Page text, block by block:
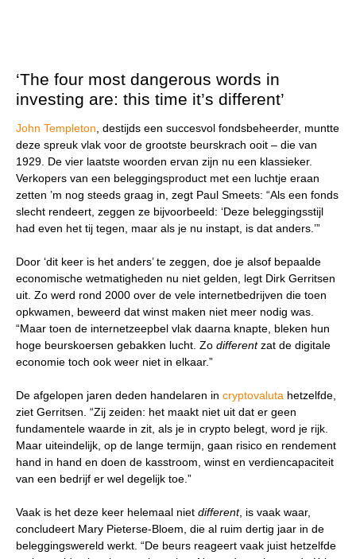
‘The four most dangerous words in
investing are: this time it’s different’
John Templeton , destijds een succesvol fondsbeheerder, muntte
deze spreuk vlak voor de grootste beurskrach ooit – die van
1929. De vier laatste woorden ervan zijn nu een klassieker.
Verkopers van een beleggingsproduct met een luchtje eraan
zetten ’m nog steeds graag in, zegt Paul Smeets: “Als een fonds
slecht rendeert, zeggen ze bijvoorbeeld: ‘Deze beleggingsstijl
had even het tij tegen, maar als je nu instapt, is dat anders.’”
Door ‘dit keer is het anders’ te zeggen, doe je alsof bepaalde
economische wetmatigheden nu niet gelden, legt Dirk Gerritsen
uit. Zo werd rond 2000 over de vele internetbedrijven die toen
opkwamen, beweerd dat winst maken niet meer nodig was.
“Maar toen de internetzeepbel vlak daarna knapte, bleken hun
hoge beurskoersen gebakken lucht. Zo differentzat de digitale
economie toch ook weer niet in elkaar.”
De afgelopen jaren deden handelaren in cryptovaluta hetzelfde,
ziet Gerritsen. “Zij zeiden: het maakt niet uit dat er geen
fundamentele waarde in zit, als je in crypto belegt, word je rijk.
Maar uiteindelijk, op de lange termijn, gaan risico en rendement
hand in hand en doen de kasstroom, winst en verdiencapaciteit
van een bedrijf er wel degelijk toe.”
Vaak is het deze keer helemaal niet different, is vaak waar,
concludeert Mary Pieterse-Bloem, die al ruim dertig jaar in de
beleggingswereld werkt. “De beurs reageert vaak juist hetzelfde